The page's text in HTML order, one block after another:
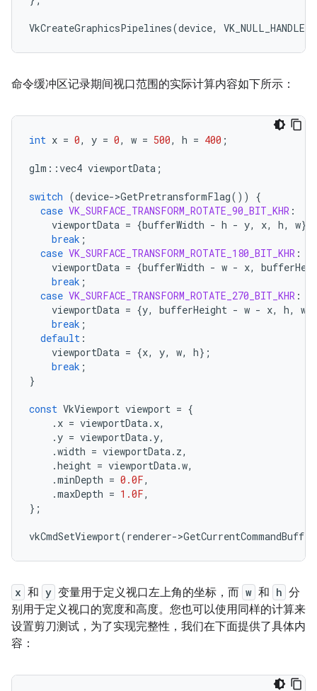
VkCreateGraphicsPipelines(device, VK_NULL_HANDLE
命令缓冲区记录期间视口范围的实际计算内容如下所示：
int x = 0, y = 0, w = 500, h = 400 ;
glm ::vec4 viewportData ;
switch (device->GetPretransformFlag())
{
case VK_SURFACE_TRANSFORM_ROTATE_90_BIT_KHR :
viewportData = {bufferWidth - h - y, x, h, w};
break ;
case VK_SURFACE_TRANSFORM_ROTATE_180_BIT_KHR :
viewportData = {bufferWidth - w - x,
break ;
case VK_SURFACE_TRANSFORM_ROTATE_270_BIT_KHR :
viewportData = {y, bufferHeight - w - x, h, w
break ;
default :
viewportData = {x, y, w, h};
break ;
}
const VkViewport viewport = {
. x = viewportData. x,
.y = viewportData.y,
.width = viewportData. z,
.height = viewportData.w,
.minDepth = 0.0F,
.maxDepth = 1.0F,
};
vkCmdSetViewport(renderer->GetCurrentCommandBuffer
x 和 y 变量用于定义视口左上角的坐标，而 w 和 h 分
别用于定义视口的宽度和高度。您也可以使用同样的计算来
设置剪刀测试，为了实现完整性，我们在下面提供了具体内
容：